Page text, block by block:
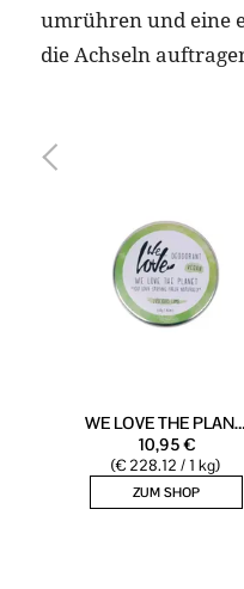
umrühren und eine
die Achseln